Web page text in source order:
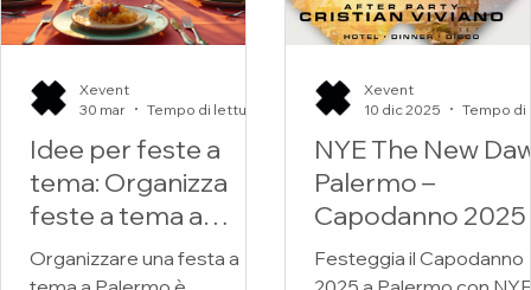
mare. Perché scegliere il
Sea Club per il tuo
location panoramica
Idee per feste a
tema: Organizza
feste a tema a
Palermo
Organizzare una festa a
Xevent
30 mar
NYE The New
Palermo –
Capodanno 2025
Hotel, Cena di
Disco & After
Festeggia il Capodanno
Xevent
10 dic 2025